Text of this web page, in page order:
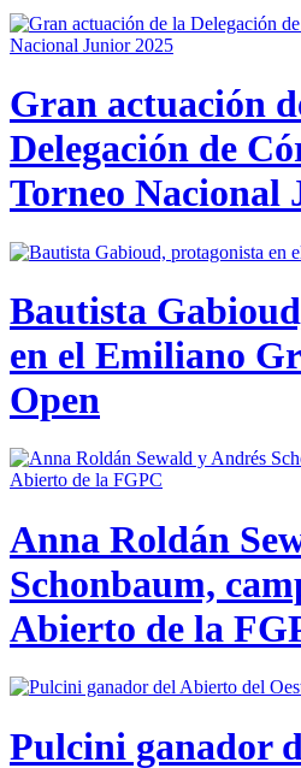
Gran actuación
Delegación de
Torneo Nacional
Bautista
en el Emiliano
Open
Anna Roldán
Schonbaum,
Abierto de la
Pulcini ganador